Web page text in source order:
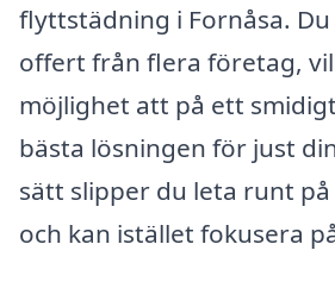
flyttstädning i Fornåsa.
offert från flera företag,
möjlighet att på ett
bästa lösningen för just
sätt slipper du leta runt
och kan istället fokusera